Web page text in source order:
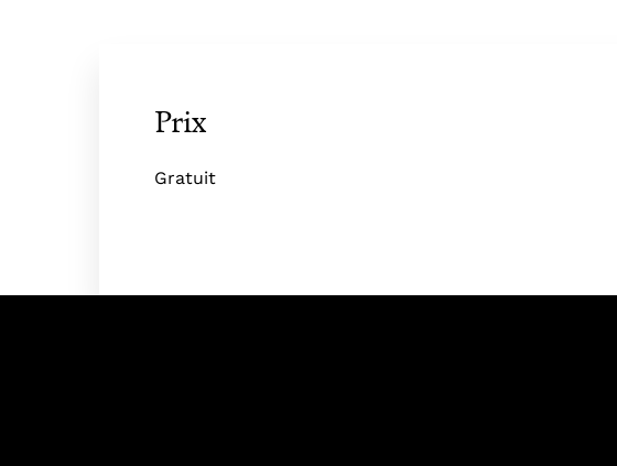
Prix
Gratuit
Nos